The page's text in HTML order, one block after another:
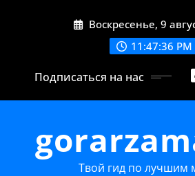
Воскресенье, 9
11:47:37 PM
Подписаться на нас
Твой гид по лучшим